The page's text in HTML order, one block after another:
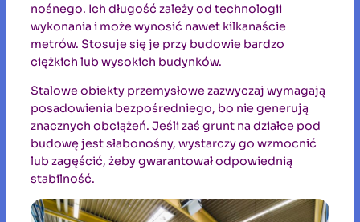
nośnego. Ich długość zależy od technologii
wykonania i może wynosić nawet kilkanaście
metrów. Stosuje się je przy budowie bardzo
ciężkich lub wysokich budynków.
Stalowe obiekty przemysłowe zazwyczaj wymagają
posadowienia bezpośredniego, bo nie generują
znacznych obciążeń. Jeśli zaś grunt na działce pod
budowę jest słabonośny, wystarczy go wzmocnić
lub zagęścić, żeby gwarantował odpowiednią
stabilność.